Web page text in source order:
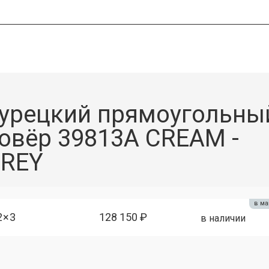
39813A CREAM -
128 150 ₽ в наличии
в